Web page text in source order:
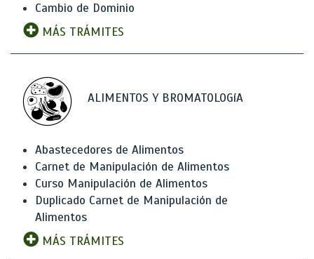
Cambio de Dominio
MÁS TRÁMITES
ALIMENTOS Y BROMATOLOGíA
Abastecedores de Alimentos
Carnet de Manipulación de Alimentos
Curso Manipulación de Alimentos
Duplicado Carnet de Manipulación de
Alimentos
MÁS TRÁMITES